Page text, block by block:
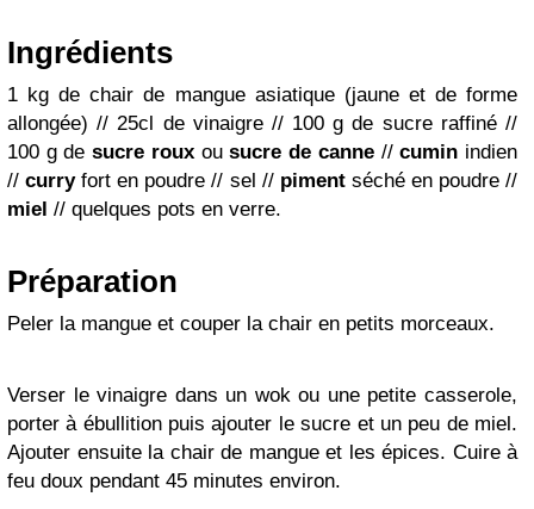
Ingrédients
1 kg de chair de mangue asiatique (jaune et de forme
allongée)// 25cl de vinaigre // 100 g de sucre raffiné//
100 g desucre rouxousucre de canne // cumin indien
// curryfort en poudre// sel // pimentséché en poudre//
miel // quelques pots en verre.
Préparation
Peler la mangue et couper la chair en petits morceaux.
Verser le vinaigre dans un wok ou une petite casserole,
porter à ébullition puis ajouter le sucre et un peu de miel.
Ajouter ensuite la chair de mangue et les épices. Cuire à
feu doux pendant 45 minutes environ.